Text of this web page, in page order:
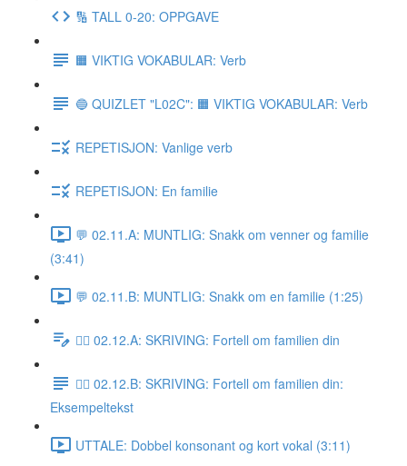
🔢 TALL 0-20: OPPGAVE
🟧 VIKTIG VOKABULAR: Verb
🔵 QUIZLET "L02C": 🟧 VIKTIG VOKABULAR: Verb
REPETISJON: Vanlige verb
REPETISJON: En familie
💬 02.11.A: MUNTLIG: Snakk om venner og familie
(3:41)
💬 02.11.B: MUNTLIG: Snakk om en familie (1:25)
✍🏼 02.12.A: SKRIVING: Fortell om familien din
✍🏼 02.12.B: SKRIVING: Fortell om familien din:
Eksempeltekst
UTTALE: Dobbel konsonant og kort vokal (3:11)